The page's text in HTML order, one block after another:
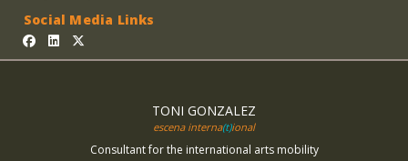
Social Media Links
TONI GONZALEZ
escena interna(t)ional
Consultant for the international arts mobility